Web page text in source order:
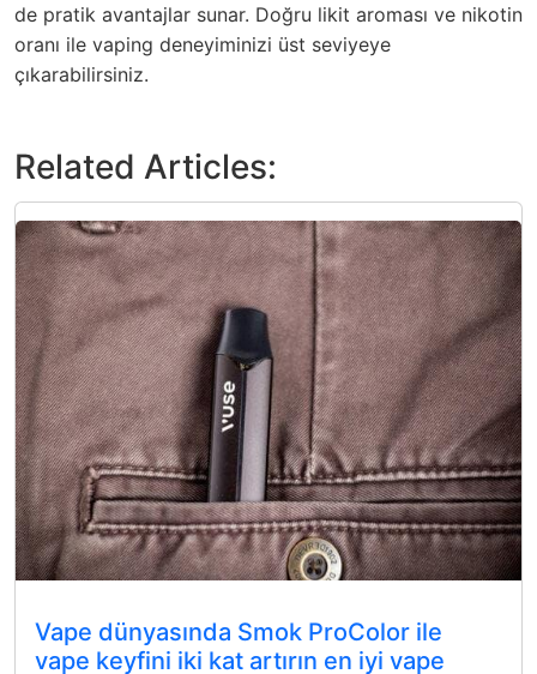
de pratik avantajlar sunar. Doğru likit aroması ve nikotin
oranı ile vaping deneyiminizi üst seviyeye
çıkarabilirsiniz.
Related Articles:
Vape dünyasında Smok ProColor ile
vape keyfini iki kat artırın en iyi vape